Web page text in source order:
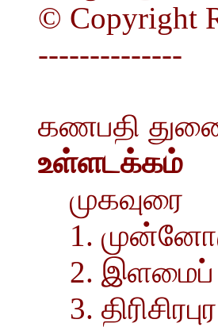
© Copyright
--------------
கணபதி
உள்ளடக்கம்
முகவுரை
1.
2. இளமைப்
3.